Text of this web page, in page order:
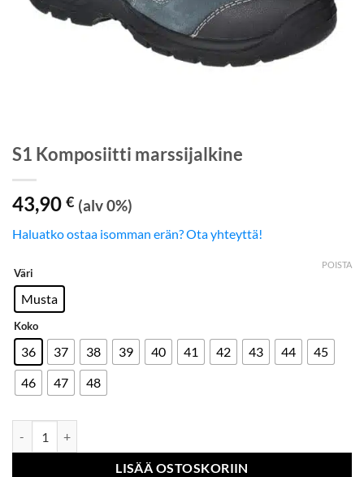
S1 Komposiitti marssijalkine
43,90 € (alv 0%)
Haluatko ostaa isomman erän? Ota yhteyttä!
Väri
Musta
Koko
36 37 38 39 40 41 42 43 44
45
46
47 48
POISTA
LISÄÄ OSTOSKORIIN